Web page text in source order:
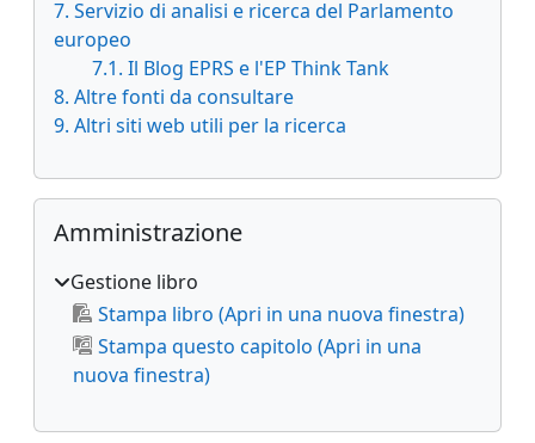
7. Servizio di analisi e ricerca del Parlamento
europeo
7.1. Il Blog EPRS e l'EP Think Tank
8. Altre fonti da consultare
9. Altri siti web utili per la ricerca
Salta Amministrazione
Amministrazione
Gestione libro
Stampa libro (Apri in una nuova finestra)
Stampa questo capitolo (Apri in una
nuova finestra)